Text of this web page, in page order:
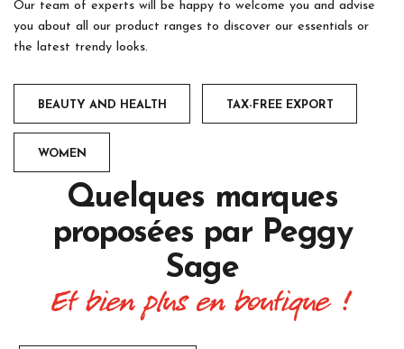
Our team of experts will be happy to welcome you and advise
you about all our product ranges to discover our essentials or
the latest trendy looks.
BEAUTY AND HEALTH TAX-FREE EXPORT
WOMEN
Quelques marques
proposées par Peggy
Sage
Et bien plus en boutique !